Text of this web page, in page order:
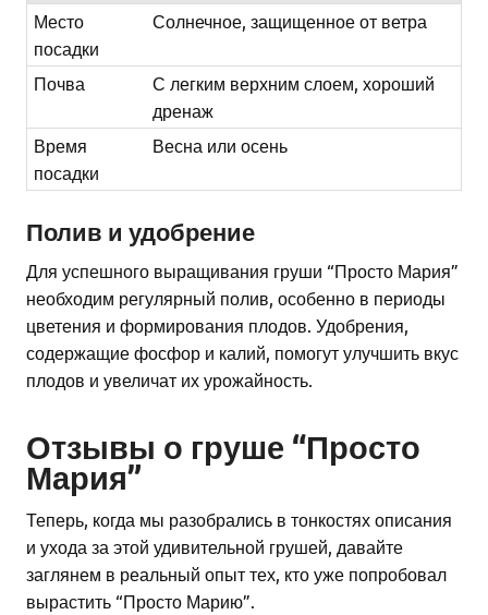
Место
посадки
Солнечное, защищенное от ветра
Почва
С легким верхним слоем, хороший
дренаж
Время
посадки
Весна или осень
Полив и удобрение
Для успешного выращивания груши “Просто Мария”
необходим регулярный полив, особенно в периоды
цветения и формирования плодов. Удобрения,
содержащие фосфор и калий, помогут улучшить вкус
плодов и увеличат их урожайность.
Отзывы о груше “Просто
Мария”
Теперь, когда мы разобрались в тонкостях описания
и ухода за этой удивительной грушей, давайте
заглянем в реальный опыт тех, кто уже попробовал
вырастить “Просто Марию”.